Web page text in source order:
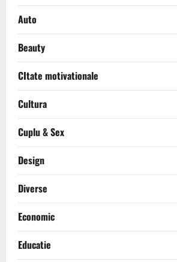
Auto
Beauty
CItate motivationale
Cultura
Cuplu & Sex
Design
Diverse
Economic
Educatie